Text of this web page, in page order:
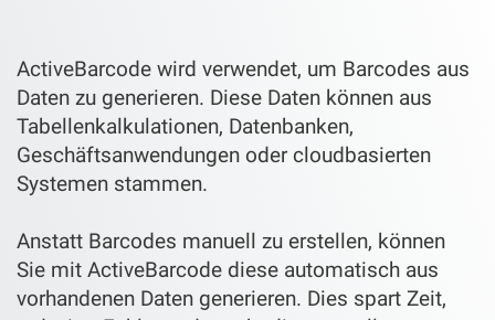
ActiveBarcode wird verwendet, um Barcodes aus
Daten zu generieren. Diese Daten können aus
Tabellenkalkulationen, Datenbanken,
Geschäftsanwendungen oder cloudbasierten
Systemen stammen.
Anstatt Barcodes manuell zu erstellen, können
Sie mit ActiveBarcode diese automatisch aus
vorhandenen Daten generieren. Dies spart Zeit,